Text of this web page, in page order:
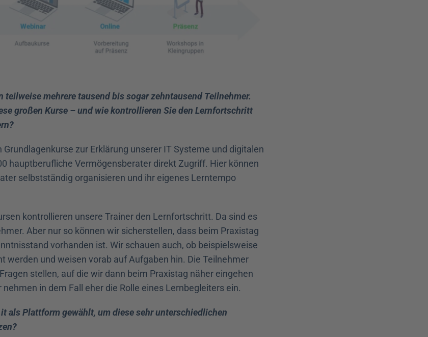
teilweise mehrere tausend bis sogar zehntausend Teilnehmer.
großen Kurse – und wie kontrollieren Sie den Lernfortschritt
Grundlagenkurse zur Erklärung unserer IT Systeme und digitalen
hauptberufliche Vermögensberater direkt Zugriff. Hier können
selbstständig organisieren und ihr eigenes Lerntempo
kontrollieren unsere Trainer den Lernfortschritt. Da sind es
Aber nur so können wir sicherstellen, dass beim Praxistag
vorhanden ist. Wir schauen auch, ob beispielsweise
werden und weisen vorab auf Aufgaben hin. Die Teilnehmer
stellen, auf die wir dann beim Praxistag näher eingehen
nehmen in dem Fall eher die Rolle eines Lernbegleiters ein.
als Plattform gewählt, um diese sehr unterschiedlichen